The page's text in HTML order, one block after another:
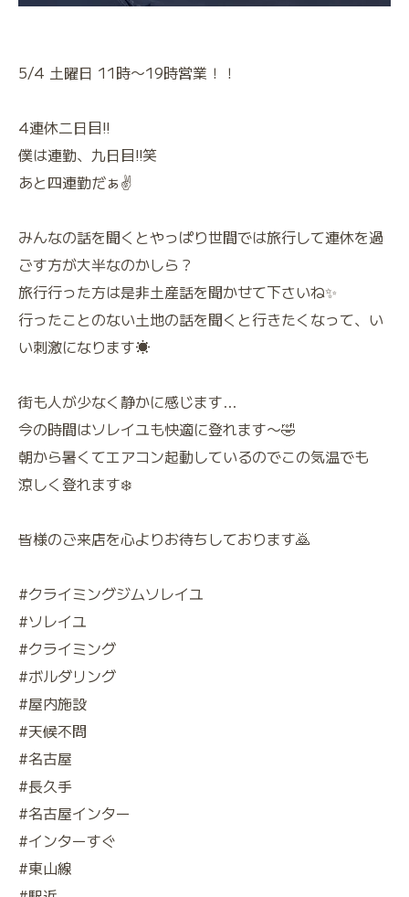
5/4 土曜日 11時〜19時営業！！
4連休二日目‼️
僕は連勤、九日目‼️笑
あと四連勤だぁ✌️
みんなの話を聞くとやっぱり世間では旅行して連休を過
ごす方が大半なのかしら？
旅行行った方は是非土産話を聞かせて下さいね✨
行ったことのない土地の話を聞くと行きたくなって、い
い刺激になります☀️
街も人が少なく静かに感じます…
今の時間はソレイユも快適に登れます〜🤣
朝から暑くてエアコン起動しているのでこの気温でも
涼しく登れます❄️
皆様のご来店を心よりお待ちしております🙇
#クライミングジムソレイユ
#ソレイユ
#クライミング
#ボルダリング
#屋内施設
#天候不問
#名古屋
#長久手
#名古屋インター
#インターすぐ
#東山線